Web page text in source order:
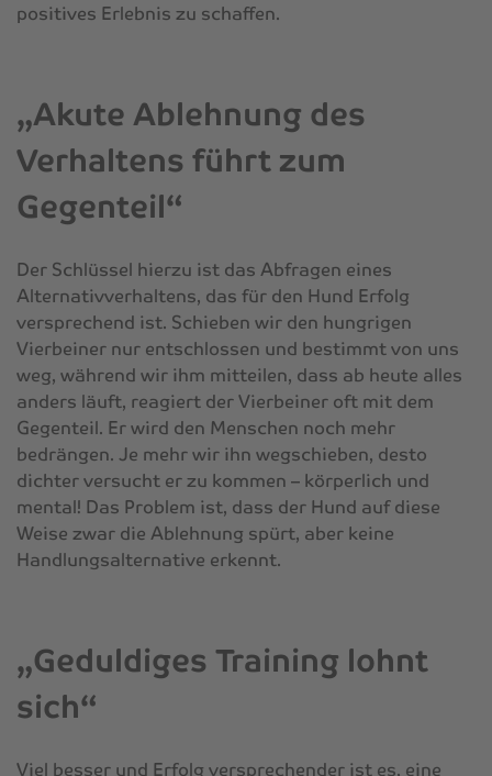
positives Erlebnis zu schaffen.
„Akute Ablehnung des
Verhaltens führt zum
Gegenteil“
Der Schlüssel hierzu ist das Abfragen eines
Alternativverhaltens, das für den Hund Erfolg
versprechend ist. Schieben wir den hungrigen
Vierbeiner nur entschlossen und bestimmt von uns
weg, während wir ihm mitteilen, dass ab heute alles
anders läuft, reagiert der Vierbeiner oft mit dem
Gegenteil. Er wird den Menschen noch mehr
bedrängen. Je mehr wir ihn wegschieben, desto
dichter versucht er zu kommen – körperlich und
mental! Das Problem ist, dass der Hund auf diese
Weise zwar die Ablehnung spürt, aber keine
Handlungsalternative erkennt.
„Geduldiges Training lohnt
sich“
Viel besser und Erfolg versprechender ist es, eine